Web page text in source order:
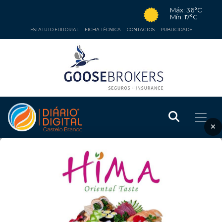
Máx: 36°C
Mín: 17°C
ESTATUTO EDITORIAL FICHA TÉCNICA CONTACTOS PUBLICIDADE
×